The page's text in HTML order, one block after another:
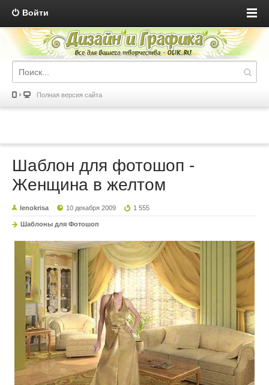
Войти
Полная версия сайта
Шаблон для фотошоп -
Женщина в желтом
lenokrisa 10 декабря 2009 1 555
Шаблоны для Фотошоп